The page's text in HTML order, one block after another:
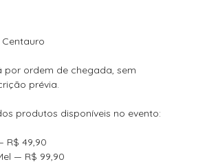
por ordem de chegada, sem
prévia.
produtos disponíveis no evento:
R$ 49,90
— R$ 99,90